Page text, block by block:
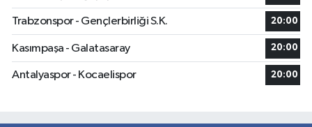
Trabzonspor - Gençlerbirliği S.K. 20:00
Kasımpaşa - Galatasaray 20:00
Antalyaspor - Kocaelispor 20:00